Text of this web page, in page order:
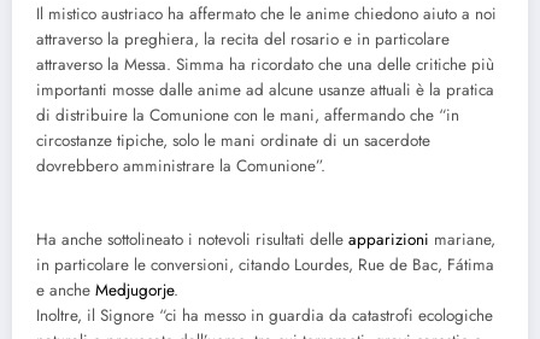
Il mistico austriaco ha affermato che le anime chiedono aiuto a noi
attraverso la preghiera, la recita del rosario e in particolare
attraverso la Messa. Simma ha ricordato che una delle critiche più
importanti mosse dalle anime ad alcune usanze attuali è la pratica
di distribuire la Comunione con le mani, affermando che “in
circostanze tipiche, solo le mani ordinate di un sacerdote
dovrebbero amministrare la Comunione”.
Ha anche sottolineato i notevoli risultati delle apparizioni mariane,
in particolare le conversioni, citando Lourdes, Rue de Bac, Fátima
e anche Medjugorje.
Inoltre, il Signore “ci ha messo in guardia da catastrofi ecologiche